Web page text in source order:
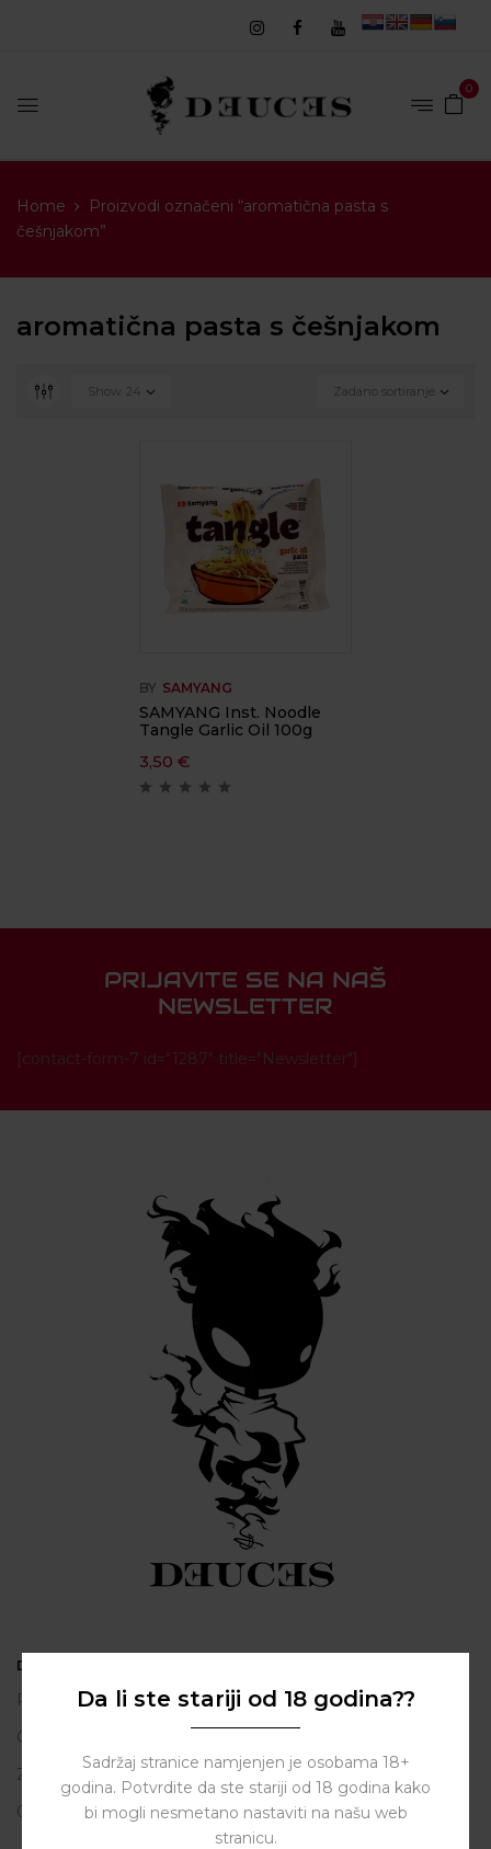
0
Home
Proizvodi označeni “aromatična pasta s
češnjakom”
aromatična pasta s češnjakom
Zadano sortiranje
Show 24
BY SAMYANG
SAMYANG Inst. Noodle
Tangle Garlic Oil 100g
3,50 €
PRIJAVITE SE NA NAŠ
NEWSLETTER
[contact-form-7 id="1287" title="Newsletter"]
DEUCES
Polačišće 2
City Gallery
Zadar
098 163 2222
Da li ste stariji od 18 godina??
Sadržaj stranice namjenjen je osobama 18+
godina. Potvrdite da ste stariji od 18 godina kako
bi mogli nesmetano nastaviti na našu web
stranicu.